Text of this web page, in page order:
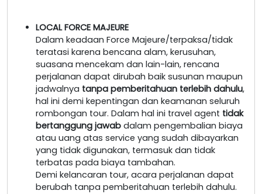
LOCAL FORCE MAJEURE
Dalam keadaan Force Majeure/terpaksa/tidak
teratasi karena bencana alam, kerusuhan,
suasana mencekam dan lain-lain, rencana
perjalanan dapat dirubah baik susunan maupun
jadwalnya tanpa pemberitahuan terlebih dahulu,
hal ini demi kepentingan dan keamanan seluruh
rombongan tour. Dalam hal ini travel agent tidak
bertanggung jawab dalam pengembalian biaya
atau uang atas service yang sudah dibayarkan
yang tidak digunakan, termasuk dan tidak
terbatas pada biaya tambahan.
Demi kelancaran tour, acara perjalanan dapat
berubah tanpa pemberitahuan terlebih dahulu.